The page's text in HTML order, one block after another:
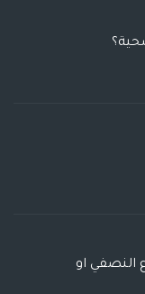
النصفي او